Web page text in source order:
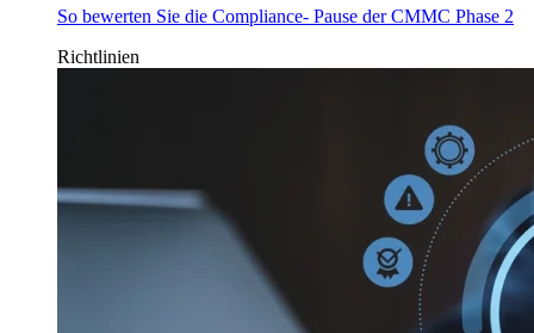
So bewerten Sie die Compliance- Pause der CMMC Phase 2
Richtlinien